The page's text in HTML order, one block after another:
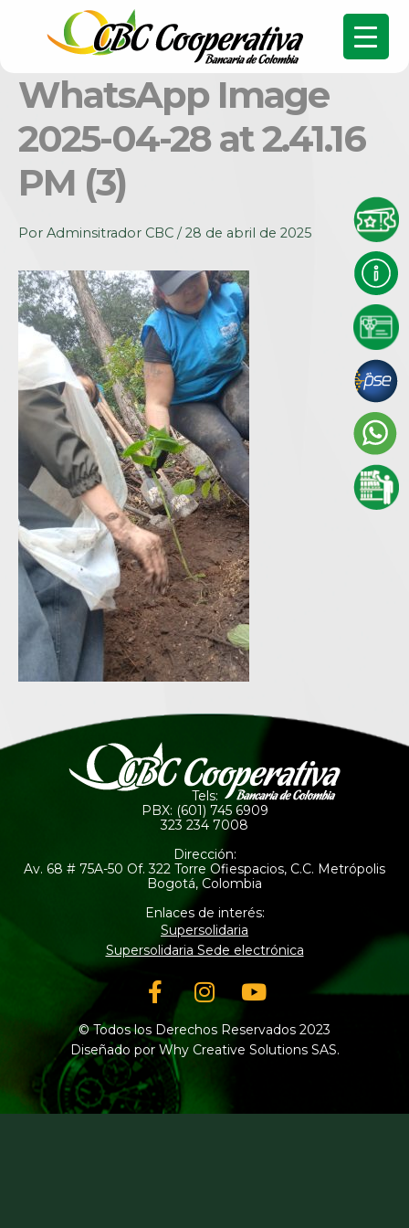
WhatsApp Image
2025-04-28 at 2.41.16
PM (3)
Por Adminsitrador CBC /28 de abril de 2025
Tels:
PBX: (601) 745 6909
323 234 7008
Dirección:
Av. 68 # 75A-50 Of. 322 Torre Ofiespacios, C.C. Metrópolis
Bogotá, Colombia
Enlaces de interés:
Supersolidaria
Supersolidaria Sede electrónica
Facebook-
f
Instagram
Youtube
© Todos los Derechos Reservados 2023
Diseñado por Why Creative Solutions SAS.